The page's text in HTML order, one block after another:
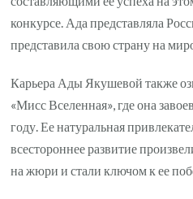
конкурсе. Ада представляла
представила свою страну на
Карьера Ады Якушевой также
«Мисс Вселенная», где она
году. Ее натуральная
всестороннее развитие
на жюри и стали ключом к ее